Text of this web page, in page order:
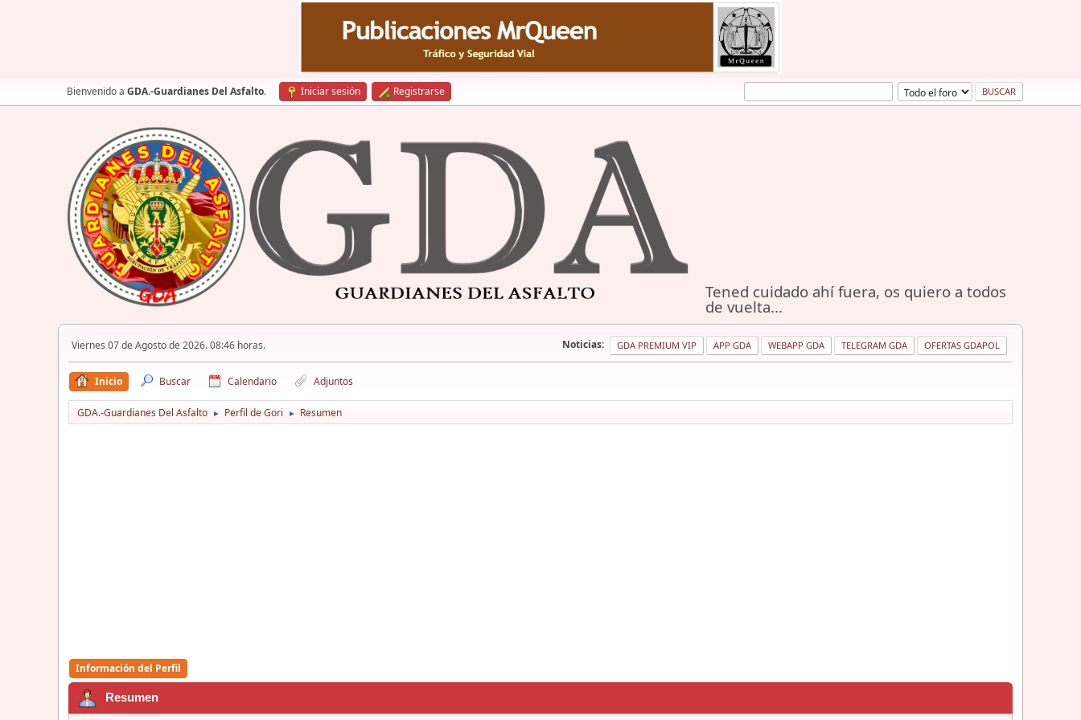
Bienvenido a GDA.-Guardianes Del Asfalto. Iniciar sesión Registrarse
Tened cuidado ahí fuera, os quiero a todos
de vuelta...
Viernes 07 de Agosto de 2026. 08:46 horas. Noticias: GDA PREMIUM VIP APP GDA WEBAPP GDA TELEGRAM GDA OFERTAS GDAPOL
Inicio Buscar Calendario Adjuntos
GDA.-Guardianes Del Asfalto ► Perfil de Gori ► Resumen
Información del Perfil
Resumen